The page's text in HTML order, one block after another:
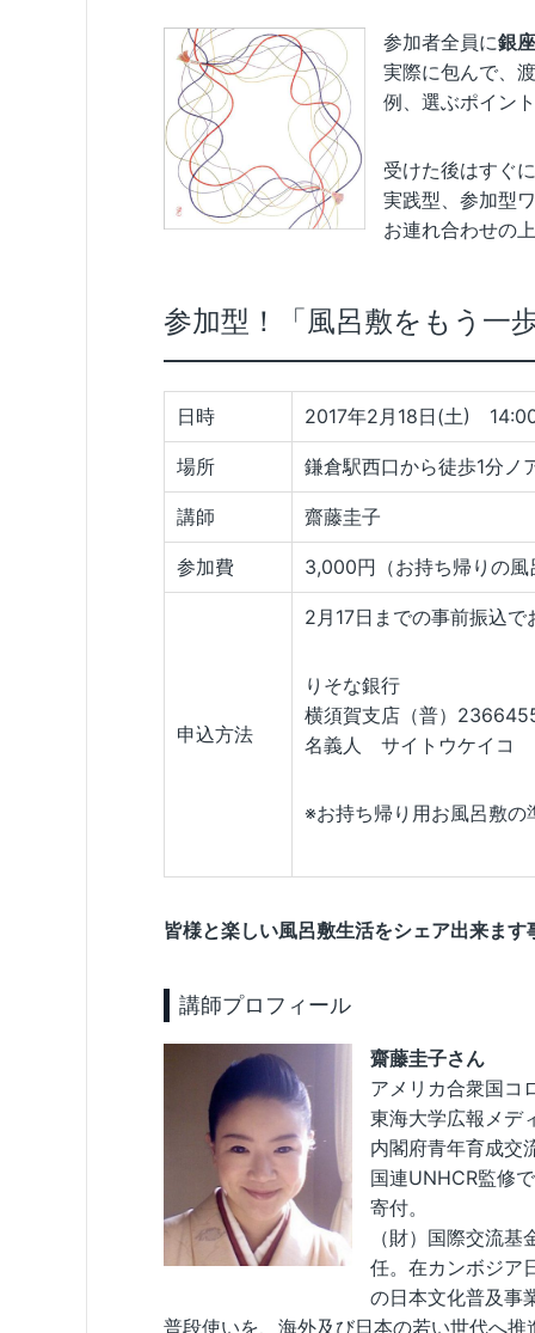
参加者全員に銀
実際に包んで、
例、選ぶポイン
受けた後はすぐ
実践型、参加型
お連れ合わせの
参加型！「風呂敷をもう一
日時 2017年2月18日(土)
場所 鎌倉駅西口から徒歩1分ノ
講師 齋藤圭子
参加費 3,000円（お持ち帰りの
申込方法
2月17日までの事前振込で
りそな銀行
横須賀支店（普）
名義人 サイトウケイコ
※お持ち帰り用お風呂敷
皆様と楽しい風呂敷生活をシェア出来ま
講師プロフィール
齋藤圭子さん
アメリカ合衆国コ
東海大学広報メデ
内閣府青年育成交
国連UNHCR監修
寄付。
（財）国際交流
任。在カンボジア
の日本文化普及事
普段使いを、海外及び日本の若い世代へ推